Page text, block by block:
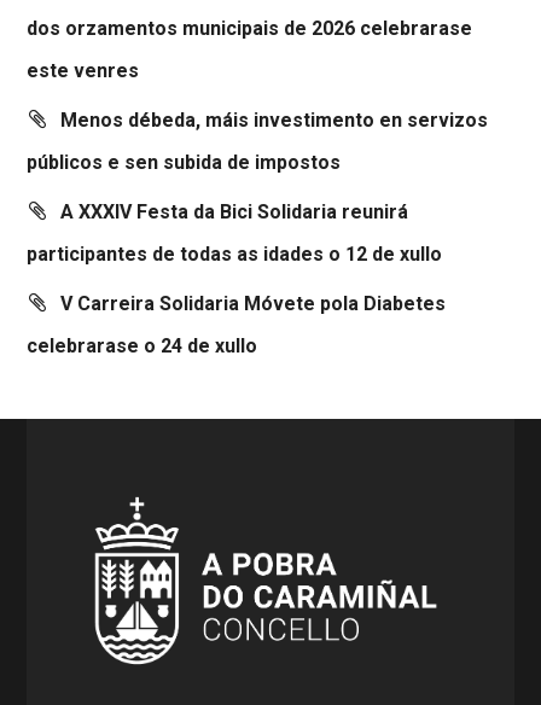
dos orzamentos municipais de 2026 celebrarase
este venres
Menos débeda, máis investimento en servizos
públicos e sen subida de impostos
A XXXIV Festa da Bici Solidaria reunirá
participantes de todas as idades o 12 de xullo
V Carreira Solidaria Móvete pola Diabetes
celebrarase o 24 de xullo